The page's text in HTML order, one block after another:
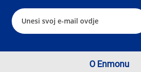
O Enmonu